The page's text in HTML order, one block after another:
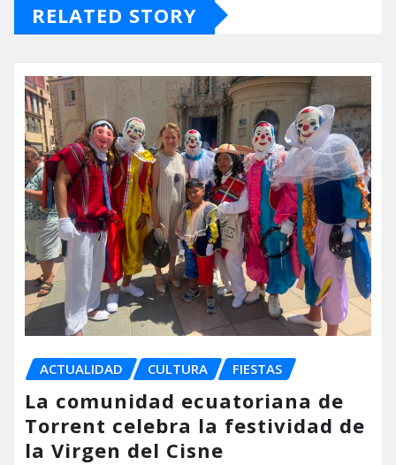
RELATED STORY
ACTUALIDAD CULTURA FIESTAS
La comunidad ecuatoriana de
Torrent celebra la festividad de
la Virgen del Cisne